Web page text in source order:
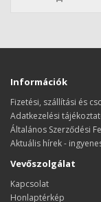
Információk
Fizetési, szállítási és
Adatkezelési
Általános Szerződési
Aktuális hírek -
Vevőszolgálat
Kapcsolat
Honlaptérkép